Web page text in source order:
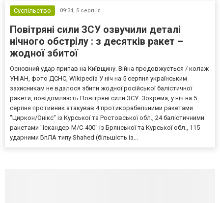
Суспільство 09:34, 5 серпня
Повітряні сили ЗСУ озвучили деталі
нічного обстрілу : з десятків ракет –
жодної збитої
Основний удар припав на Київщину. Війна продовжується / колаж
УНІАН, фото ДСНС, Wikipedia У ніч на 5 серпня українським
захисникам не вдалося збити жодної російської балістичної
ракети, повідомляють Повітряні сили ЗСУ. Зокрема, у ніч на 5
серпня противник атакував 4 протикорабельними ракетами
"Циркон/Онікс" із Курської та Ростовської обл., 24 балістичними
ракетами "Іскандер-М/С-400" із Брянської та Курської обл., 115
ударними БпЛА типу Shahed (більшість із...